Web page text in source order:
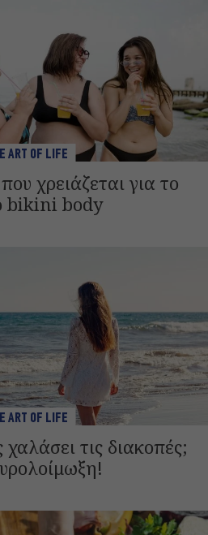
ART OF LIFE
χρειάζεται για το
bikini body
ART OF LIFE
τις διακοπές;